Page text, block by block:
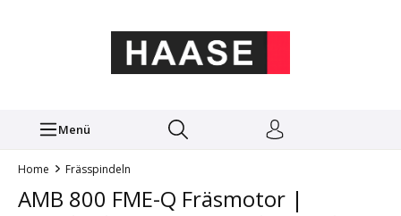
Menü
Home Frässpindeln
AMB 800 FME-Q Fräsmotor |